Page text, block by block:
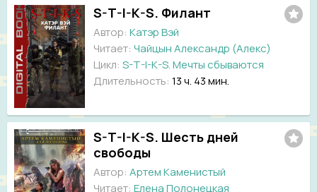
S-T-I-K-S. Филант
Автор: Катэр Вэй
Читает: Чайцын Александр (Алекс)
Цикл: S-T-I-K-S. Мечты сбываются
Длительность: 13 ч. 43 мин.
S-T-I-K-S. Шесть дней
свободы
Автор: Артем Каменистый
Читает: Елена Полонецкая